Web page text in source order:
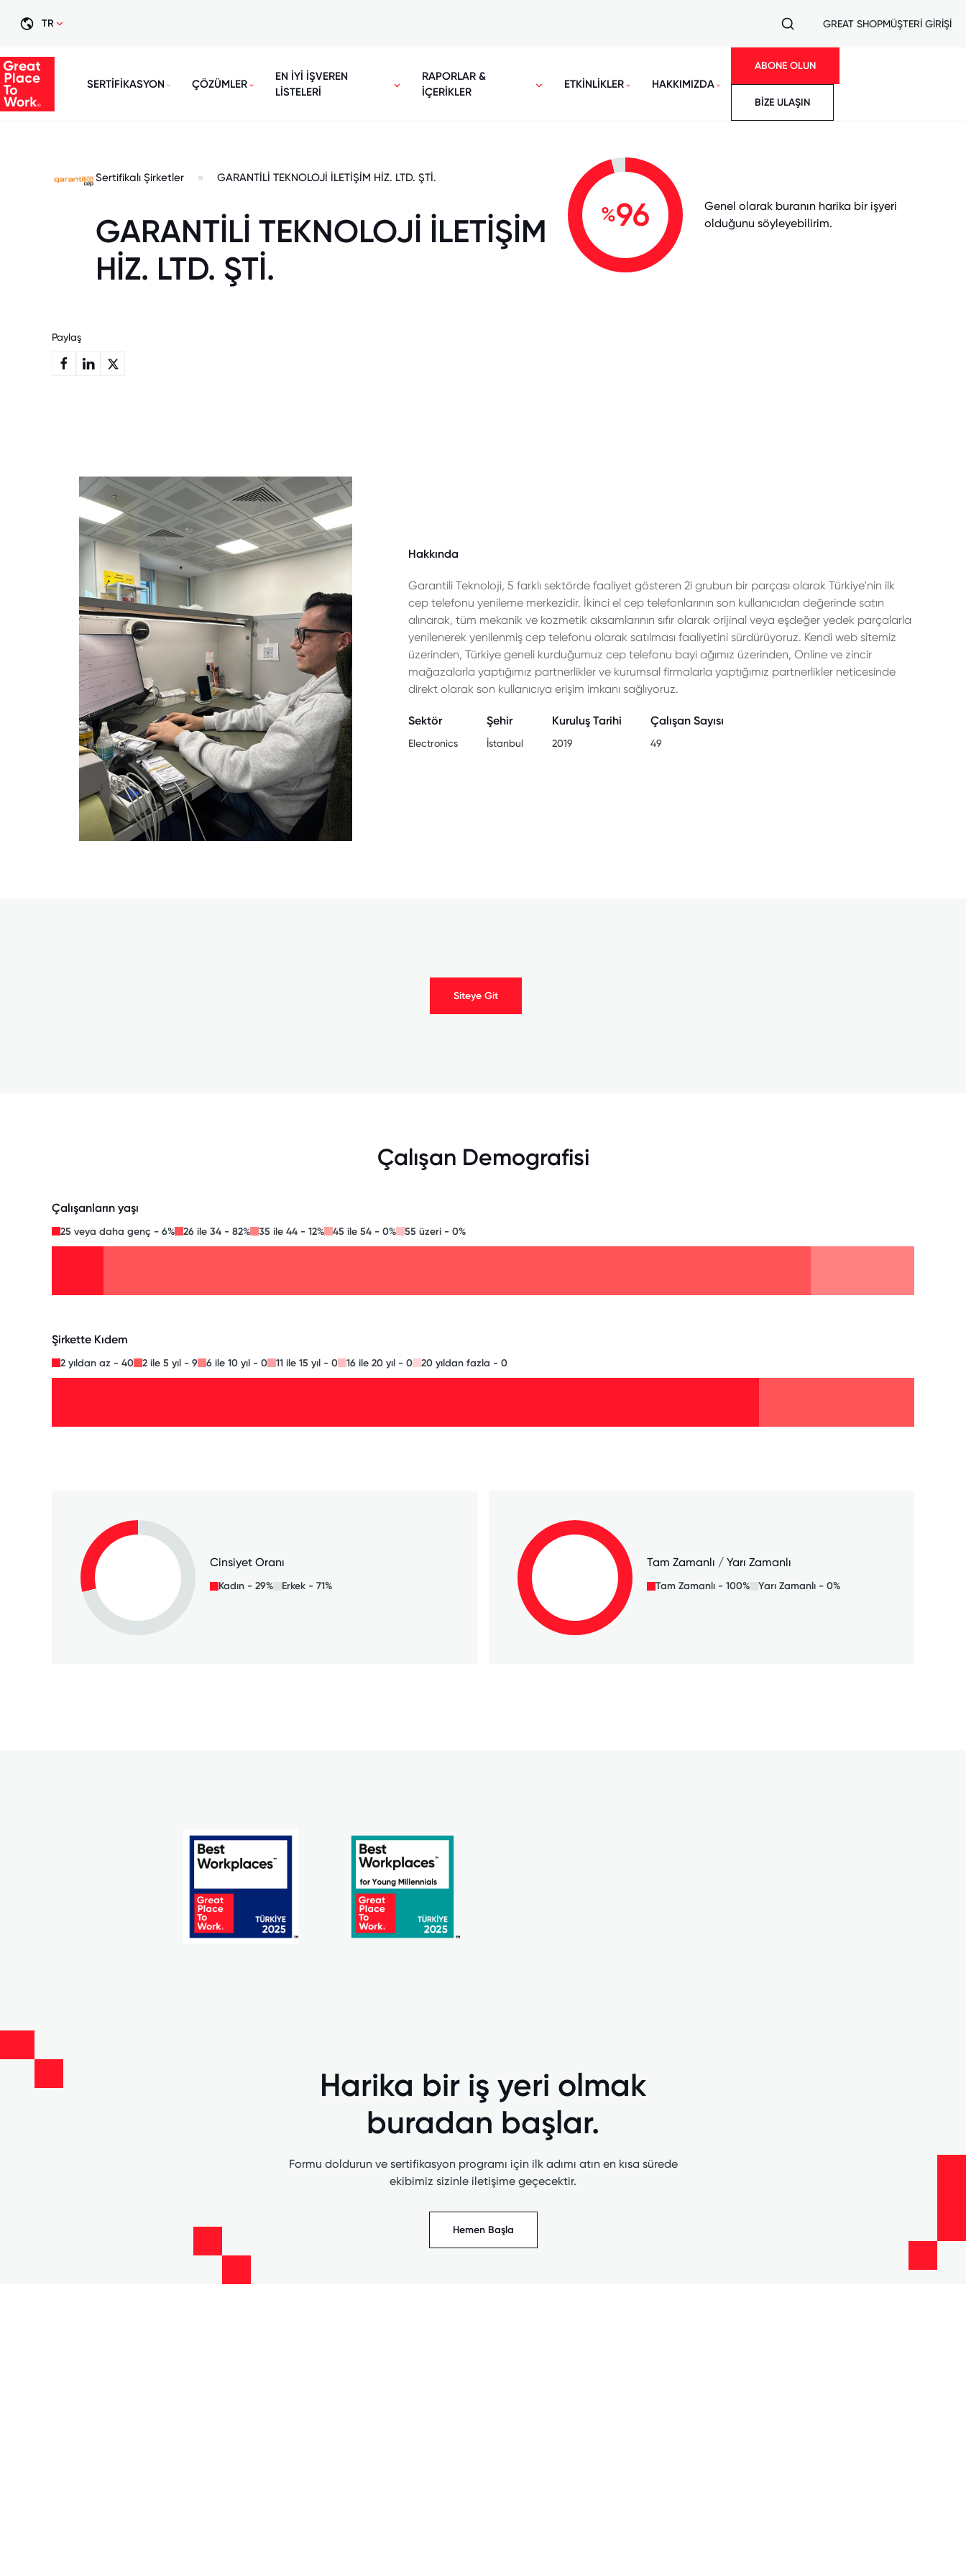
TR GREAT SHOPMÜŞTERİ GİRİŞİ
SERTİFİKASYON ÇÖZÜMLER
EN İYİ İŞVEREN
LİSTELERİ
RAPORLAR &
İÇERİKLER
ETKİNLİKLER HAKKIMIZDA
ABONE OLUN
BİZE ULAŞIN
Sertifikalı Şirketler GARANTİLİ TEKNOLOJİ İLETİŞİM HİZ. LTD. ŞTİ.
GARANTİLİ TEKNOLOJİ İLETİŞİM
HİZ. LTD. ŞTİ.
%96
Genel olarak buranın harika bir işyeri
olduğunu söyleyebilirim.
Paylaş
Hakkında
Garantili Teknoloji, 5 farklı sektörde faaliyet gösteren 2i grubun bir parçası olarak Türkiye'nin ilk
cep telefonu yenileme merkezidir. İkinci el cep telefonlarının son kullanıcıdan değerinde satın
alınarak, tüm mekanik ve kozmetik aksamlarının sıfır olarak orijinal veya eşdeğer yedek parçalarla
yenilenerek yenilenmiş cep telefonu olarak satılması faaliyetini sürdürüyoruz. Kendi web sitemiz
üzerinden, Türkiye geneli kurduğumuz cep telefonu bayi ağımız üzerinden, Online ve zincir
mağazalarla yaptığımız partnerlikler ve kurumsal firmalarla yaptığımız partnerlikler neticesinde
direkt olarak son kullanıcıya erişim imkanı sağlıyoruz.
Sektör
Electronics
Şehir
İstanbul
Kuruluş Tarihi
2019
Çalışan Sayısı
49
Siteye Git
Çalışan Demografisi
Çalışanların yaşı
25 veya daha genç - 6% 26 ile 34 - 82% 35 ile 44 - 12% 45 ile 54 - 0% 55 üzeri - 0%
Şirkette Kıdem
2 yıldan az - 40 2 ile 5 yıl - 9 6 ile 10 yıl - 0 11 ile 15 yıl - 0 16 ile 20 yıl - 0 20 yıldan fazla - 0
Cinsiyet Oranı
Kadın - 29% Erkek - 71%
Tam Zamanlı / Yarı Zamanlı
Tam Zamanlı - 100% Yarı Zamanlı - 0%
Harika bir iş yeri olmak
buradan başlar.
Formu doldurun ve sertifikasyon programı için ilk adımı atın en kısa sürede
ekibimiz sizinle iletişime geçecektir.
Hemen Başla